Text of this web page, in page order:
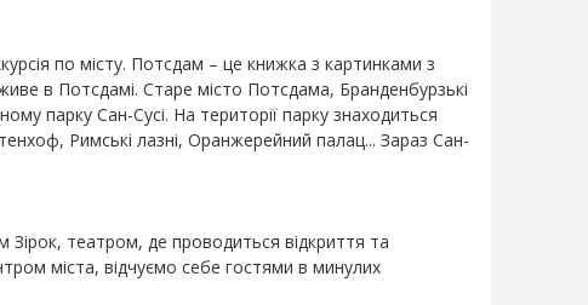
по місту. Потсдам – ​​це книжка з картинками з
в Потсдамі. Старе місто Потсдама, Бранденбурзькі
парку Сан-Сусі. На території парку знаходиться
Римські лазні, Оранжерейний палац... Зараз Сан-
театром, де проводиться відкриття та
міста, відчуємо себе гостями в минулих